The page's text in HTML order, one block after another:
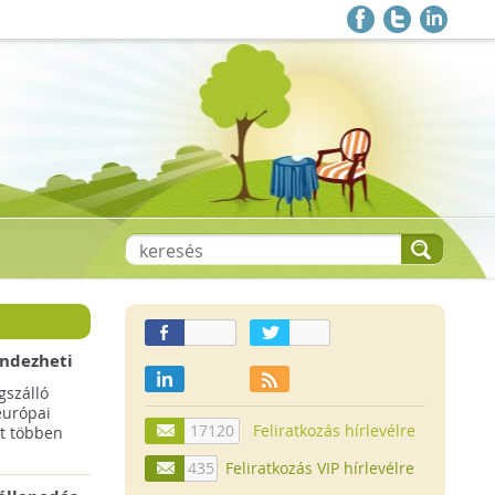
többen
17120
Feliratkozás hírlevélre
435
Feliratkozás VIP hírlevélre